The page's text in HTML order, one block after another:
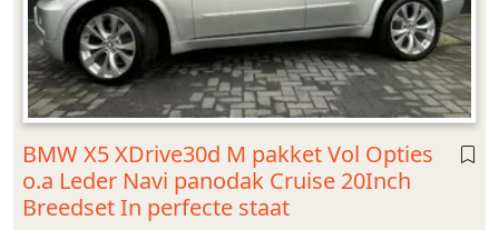
BMW X5 XDrive30d M pakket Vol Opties
o.a Leder Navi panodak Cruise 20Inch
Breedset In perfecte staat